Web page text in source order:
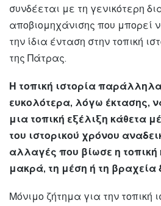
συνδέεται με τη γενικότερη
αποβιομηχάνισης που μπορεί
την ίδια ένταση στην τοπική
της Πάτρας.
Η τοπική ιστορία
ευκολότερα, λόγω έκτασης,
μια τοπική εξέλιξη κάθετα
του ιστορικού χρόνου
αλλαγές που βίωσε η τοπική
μακρά, τη μέση ή τη βραχεία
Μόνιμο ζήτημα για την τοπική